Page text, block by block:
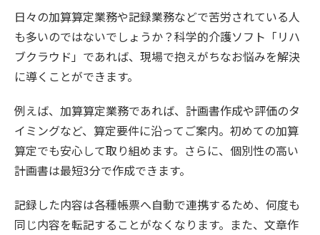
日々の加算算定業務や記録業務などで苦労されている人
も多いのではないでしょうか？科学的介護ソフト「リハ
ブクラウド」であれば、現場で抱えがちなお悩みを解決
に導くことができます。
例えば、加算算定業務であれば、計画書作成や評価のタ
イミングなど、算定要件に沿ってご案内。初めての加算
算定でも安心して取り組めます。さらに、個別性の高い
計画書は最短3分で作成できます。
記録した内容は各種帳票へ自動で連携するため、何度も
同じ内容を転記することがなくなります。また、文章作